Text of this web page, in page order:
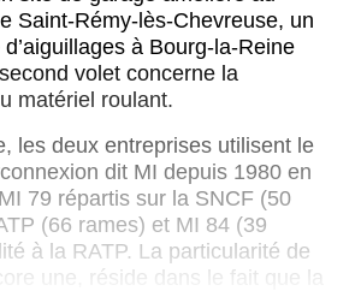
Saint-Rémy-lès-Chevreuse, un
à Bourg-la-Reine
volet concerne la
matériel roulant.
les deux entreprises utilisent le
dit MI depuis 1980 en
79 répartis sur la SNCF (50
(66 rames) et MI 84 (39
à la RATP. La particularité de
une, réside dans le fait que la